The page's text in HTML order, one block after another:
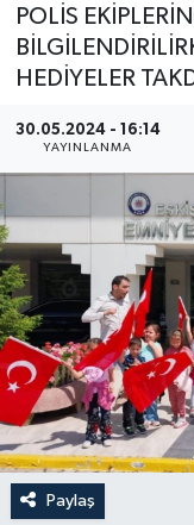
POLİS
HEDİYELER
30.05.2024 - 16:14
YAYINLANMA
Paylaş
KÜLTÜR
YEREL